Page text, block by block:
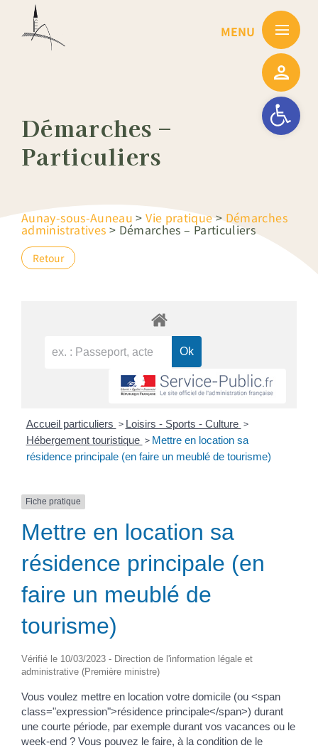
Ouvrir la
Démarches –
Particuliers
Aunay-sous-Auneau >Vie pratique>Démarches
administratives > Démarches – Particuliers
Retour
Accueil particuliers > Loisirs - Sports - Culture >
Hébergement touristique > Mettre en location sa
résidence principale (en faire un meublé de tourisme)
Fiche pratique
Mettre en location sa
résidence principale (en
faire un meublé de
tourisme)
Vérifié le 10/03/2023 - Direction de l'information légale et
administrative (Première ministre)
Vous voulez mettre en location votre domicile (ou <span
class="expression">résidence principale</span>) durant
une courte période, par exemple durant vos vacances ou le
week-end ? Vous pouvez le faire, à la condition de le